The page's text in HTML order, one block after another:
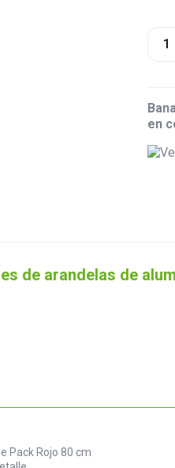
en
de arandelas de